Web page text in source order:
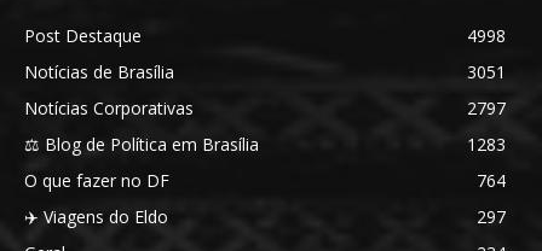
Post Destaque
4998
Notícias de Brasília
3051
Notícias Corporativas
2797
⚖️ Blog de Política em Brasília
1283
O que fazer no DF
764
✈️ Viagens do Eldo
297